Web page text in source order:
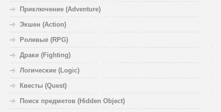
Приключение (Adventure)
Экшен (Action)
Ролевые (RPG)
Драки (Fighting)
Логические (Logic)
Квесты (Quest)
Поиск предметов (Hidden Object)